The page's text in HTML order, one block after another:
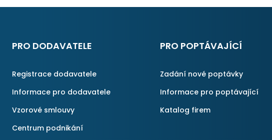
a AAApoptavka.cz mi tuto výhodu
najít rychlé řešení. Vše proběhlo
znovu.
moje očekávání a určitě se
další řemeslné práce.
PRO DODAVATELE
Registrace dodavatele
Informace pro dodavatele
Vzorové smlouvy
Centrum podnikání
PRO POPTÁVAJÍCÍ
Zadání nové poptávky
Informace pro poptávající
Katalog firem